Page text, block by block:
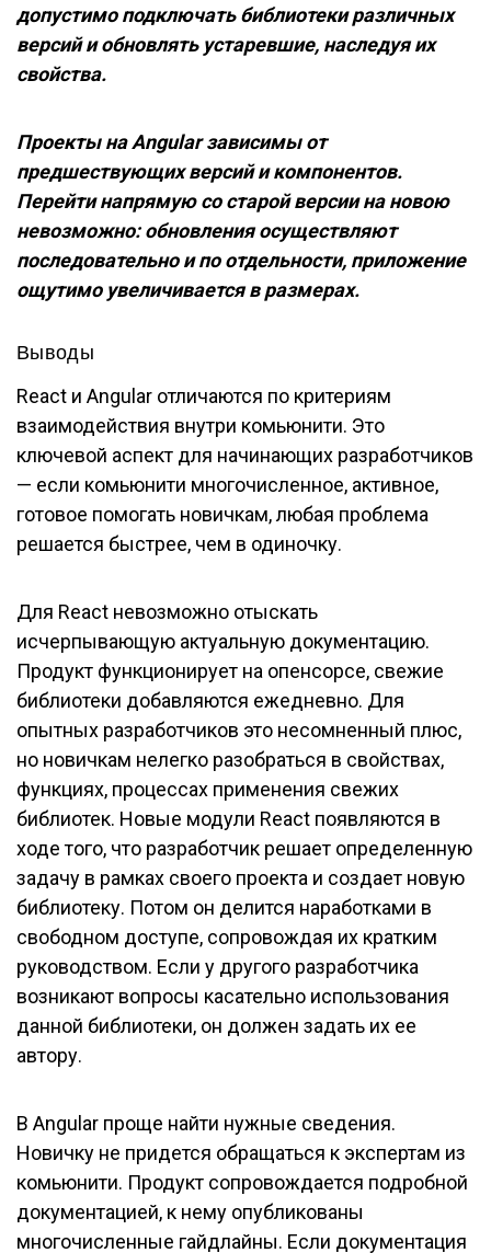
допустимо подключать библиотеки различных
версий и обновлять устаревшие, наследуя их
свойства.
Проекты на Angular зависимы от
предшествующих версий и компонентов.
Перейти напрямую со старой версии на новою
невозможно: обновления осуществляют
последовательно и по отдельности, приложение
ощутимо увеличивается в размерах.
Выводы
React и Angular отличаются по критериям
взаимодействия внутри комьюнити. Это
ключевой аспект для начинающих разработчиков
— если комьюнити многочисленное, активное,
готовое помогать новичкам, любая проблема
решается быстрее, чем в одиночку.
Для React невозможно отыскать
исчерпывающую актуальную документацию.
Продукт функционирует на опенсорсе, свежие
библиотеки добавляются ежедневно. Для
опытных разработчиков это несомненный плюс,
но новичкам нелегко разобраться в свойствах,
функциях, процессах применения свежих
библиотек. Новые модули React появляются в
ходе того, что разработчик решает определенную
задачу в рамках своего проекта и создает новую
библиотеку. Потом он делится наработками в
свободном доступе, сопровождая их кратким
руководством. Если у другого разработчика
возникают вопросы касательно использования
данной библиотеки, он должен задать их ее
автору.
В Angular проще найти нужные сведения.
Новичку не придется обращаться к экспертам из
комьюнити. Продукт сопровождается подробной
документацией, к нему опубликованы
многочисленные гайдлайны. Если документация